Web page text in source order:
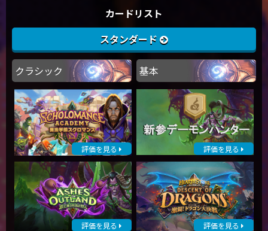
カードリスト
スタンダード
クラシック 基本
評価を見る 評価を見る
評価を見る 評価を見る